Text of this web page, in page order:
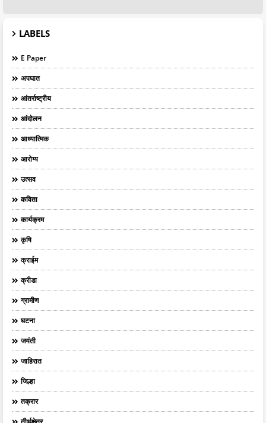
LABELS
E Paper
अपघात
आंतर्राष्ट्रीय
आंदोलन
आध्यात्मिक
आरोग्य
उत्सव
कविता
कार्यक्रम
कृषि
क्राईम
क्रीडा
ग्रामीण
घटना
जयंती
जाहिरात
जिल्हा
तक्रार